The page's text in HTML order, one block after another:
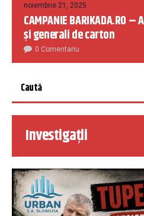
noiembrie 21, 2025
CAMPANIE BARIKADA.RO
și generali de carton
0 Comentariu
Investigații